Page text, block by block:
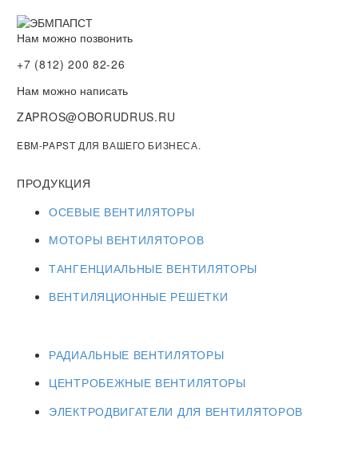
Нам можно позвонить
+7 (812) 200 82-26
Нам можно написать
ZAPROS@OBORUDRUS.RU
EBM-PAPST ДЛЯ ВАШЕГО БИЗНЕСА.
ПРОДУКЦИЯ
ОСЕВЫЕ ВЕНТИЛЯТОРЫ
МОТОРЫ ВЕНТИЛЯТОРОВ
ТАНГЕНЦИАЛЬНЫЕ ВЕНТИЛЯТОРЫ
ВЕНТИЛЯЦИОННЫЕ РЕШЕТКИ
РАДИАЛЬНЫЕ ВЕНТИЛЯТОРЫ
ЦЕНТРОБЕЖНЫЕ ВЕНТИЛЯТОРЫ
ЭЛЕКТРОДВИГАТЕЛИ ДЛЯ ВЕНТИЛЯТОРОВ